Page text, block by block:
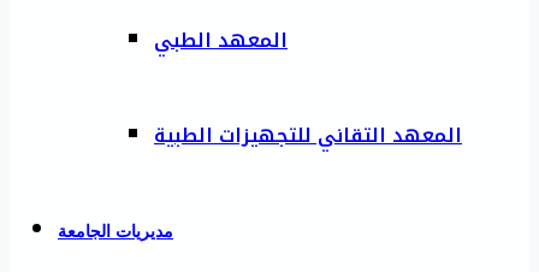
المعهد الطبي
المعهد التقاني للتجهيزات الطبية
مديريات الجامعة